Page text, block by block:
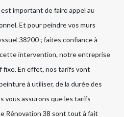
important de faire appel au
Et pour peindre vos murs
38200 ; faites confiance à
intervention, notre entreprise
fixe. En effet, nos tarifs vont
à utiliser, de la durée des
vous assurons que les tarifs
Rénovation 38 sont tout à fait